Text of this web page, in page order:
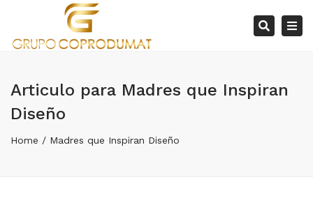
Search
Articulo para Madres que Inspiran
Diseño
Home Madres que Inspiran Diseño